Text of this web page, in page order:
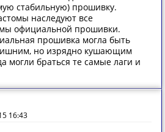
стабильную) прошивку.
наследуют все
официальной прошивки.
прошивка могла быть
но изрядно кушающим
могли браться те самые лаги и
16:43